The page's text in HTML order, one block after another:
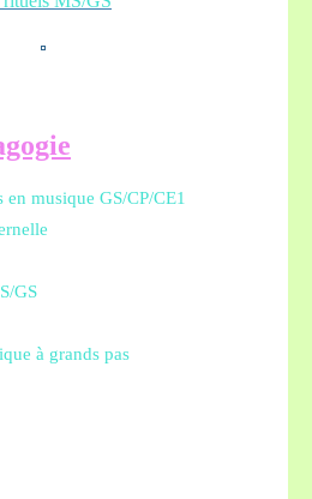
musique GS/CP/CE1
GS
à grands pas